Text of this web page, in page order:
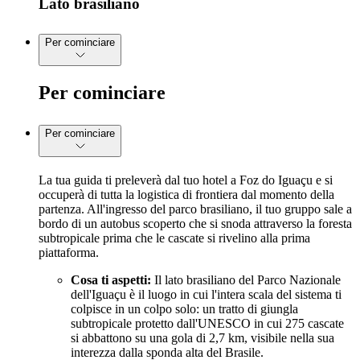
Lato brasiliano
Per cominciare
Per cominciare
Per cominciare
La tua guida ti preleverà dal tuo hotel a Foz do Iguaçu e si
occuperà di tutta la logistica di frontiera dal momento della
partenza. All'ingresso del parco brasiliano, il tuo gruppo sale a
bordo di un autobus scoperto che si snoda attraverso la foresta
subtropicale prima che le cascate si rivelino alla prima
piattaforma.
Cosa ti aspetti: Il lato brasiliano del Parco Nazionale
dell'Iguaçu è il luogo in cui l'intera scala del sistema ti
colpisce in un colpo solo: un tratto di giungla
subtropicale protetto dall'UNESCO in cui 275 cascate
si abbattono su una gola di 2,7 km, visibile nella sua
interezza dalla sponda alta del Brasile.